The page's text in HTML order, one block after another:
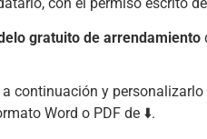
gratuito de arrendamiento
continuación y
Word o PDF de ⬇️.